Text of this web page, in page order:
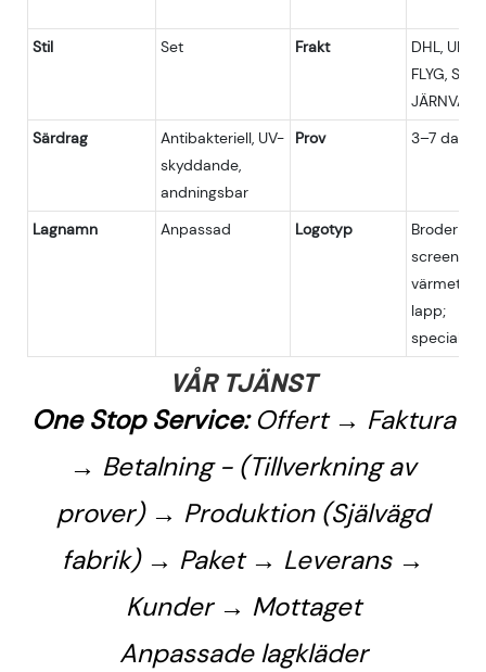
Stil Set Frakt
DHL, UPS,
FLYG, SJÖ;
JÄRNVÄG
Särdrag
Antibakteriell, UV-
skyddande,
andningsbar
Prov 3–7 dagar
Lagnamn Anpassad Logotyp
Broderi;
lapp;
VÅR TJÄNST
One Stop Service:Offert → Faktura
→ Betalning - (Tillverkning av
prover) → Produktion (Självägd
fabrik) → Paket → Leverans →
Kunder → Mottaget
Anpassade lagkläder